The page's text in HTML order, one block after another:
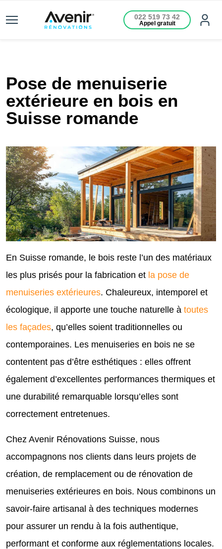
022 519 73 42
Appel gratuit
Pose de menuiserie
extérieure en bois en
Suisse romande
En Suisse romande, le bois reste l’un des matériaux
les plus prisés pour la fabrication et la pose de
menuiseries extérieures. Chaleureux, intemporel et
écologique, il apporte une touche naturelle à toutes
les façades, qu’elles soient traditionnelles ou
contemporaines. Les menuiseries en bois ne se
contentent pas d’être esthétiques : elles offrent
également d’excellentes performances thermiques et
une durabilité remarquable lorsqu’elles sont
correctement entretenues.
Chez Avenir Rénovations Suisse, nous
accompagnons nos clients dans leurs projets de
création, de remplacement ou de rénovation de
menuiseries extérieures en bois. Nous combinons un
savoir-faire artisanal à des techniques modernes
pour assurer un rendu à la fois authentique,
performant et conforme aux réglementations locales.